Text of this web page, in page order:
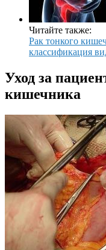
Читайте также:
Рак тонкого
классификация
Уход за
кишечника